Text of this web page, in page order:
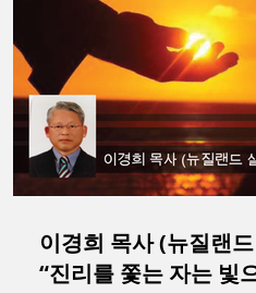
이경희 목사 (뉴질랜
“진리를 쫓는 자는 빛